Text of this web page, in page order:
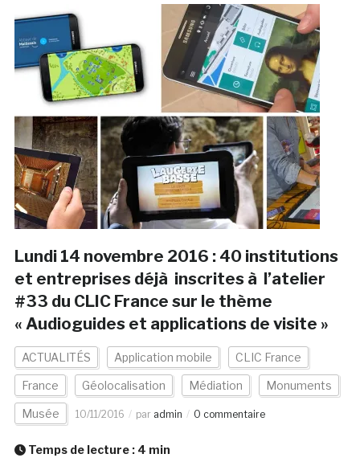
Lundi 14 novembre 2016 : 40 institutions
et entreprises déjà inscrites à l’atelier
#33 du CLIC France sur le thème
« Audioguides et applications de visite »
ACTUALITÉS Application mobile CLIC France
France Géolocalisation Médiation Monuments
Musée 10/11/2016 par admin 0 commentaire
Temps de lecture : 4 min